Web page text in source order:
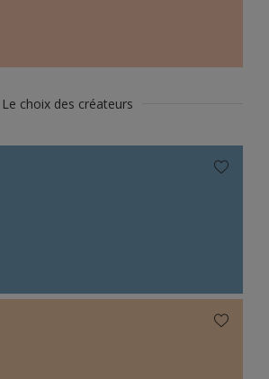
Le choix des créateurs